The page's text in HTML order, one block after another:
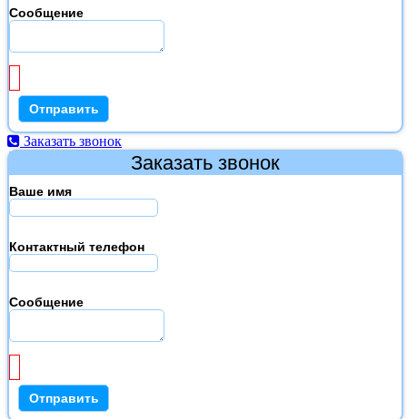
Сообщение
Заказать звонок
Заказать звонок
Ваше имя
Контактный телефон
Сообщение